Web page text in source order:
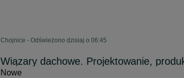
Chojnice - Odświeżono dzisiaj o 06:45
Wiązary dachowe. Projektowanie,
Nowe